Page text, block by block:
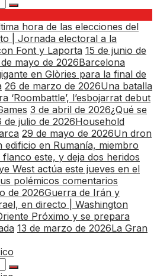
hora de las elecciones del
| Jornada electoral a la
Font y Laporta 15 de junio de
mayo de 2026Barcelona
en Glòries para la final de
26 de marzo de 2026Una batalla
‘Roombattle’, l’esbojarrat debut
3 de abril de 2026¿Qué se
de julio de 2026Household
29 de mayo de 2026Un dron
en Rumanía, miembro
este, y deja dos heridos
West actúa este jueves en el
polémicos comentarios
de 2026Guerra de Irán y
en directo | Washington
Próximo y se prepara
13 de marzo de 2026La Gran